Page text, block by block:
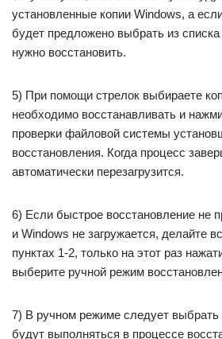
установленные копии Windows, а
будет предложено выбрать из
нужно восстановить.
5) При помощи стрелок выбираете
необходимо восстанавливать и
проверки файловой системы
восстановления. Когда процесс
автоматически перезагрузится.
6) Если быстрое восстановление не
и Windows не загружается, делайте
пунктах 1-2, только на этот раз
выберите ручной режим
7) В ручном режиме следует выбрать
будут выполняться в процессе